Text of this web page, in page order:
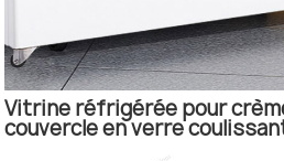
Vitrine réfrigérée pour
couvercle en verre